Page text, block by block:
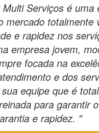
Multi Serviços é uma
mercado totalmente
e rapidez nos
empresa jovem,
focada na
e dos
equipe que é
para garantir
e rapidez. "